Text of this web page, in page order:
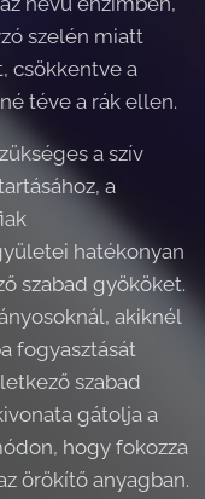
szelén miatt
csökkentve a
téve a rák ellen.
a szív
a
hatékonyan
szabad gyököket.
akiknél
fogyasztását
szabad
gátolja a
hogy fokozza
örökítő anyagban.